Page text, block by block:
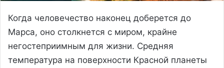
Когда человечество наконец доберется до
Марса, оно столкнется с миром, крайне
негостеприимным для жизни. Средняя
температура на поверхности Красной планеты